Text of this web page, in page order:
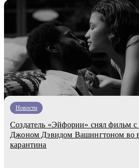
Новости
Создатель «Эйфории» снял фильм с
Джоном Дэвидом Вашингтоном во
карантина